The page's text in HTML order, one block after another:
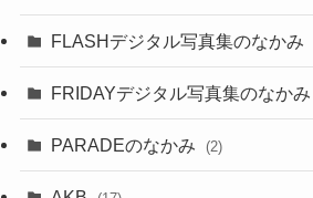
FLASHデジタル写真集のなかみ
FRIDAYデジタル写真集のなかみ
PARADEのなかみ (2)